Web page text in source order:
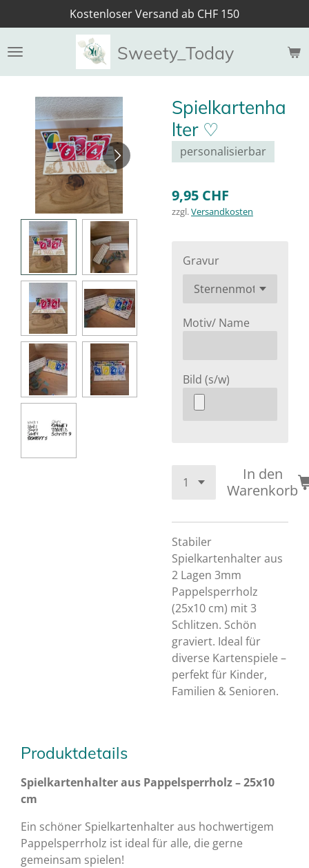
Hauptinhalt
springen
Sweety_Today
Kostenloser Versand ab CHF 150
Spielkartenha
lter ♡
personalisierbar
9,95 CHF
zzgl.Versandkosten
Gravur
Motiv/ Name
Bild (s/w)
In den
Warenkorb
Stabiler
Spielkartenhalter aus
2 Lagen 3mm
Pappelsperrholz
(25x10 cm) mit 3
Schlitzen. Schön
graviert. Ideal für
diverse Kartenspiele –
perfekt für Kinder,
Familien & Senioren.
Produktdetails
Spielkartenhalter aus Pappelsperrholz – 25x10
cm
Ein schöner Spielkartenhalter aus hochwertigem
Pappelsperrholz ist ideal für alle, die gerne
gemeinsam spielen!